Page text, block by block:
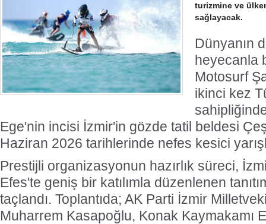
turizmine ve
sağlayacak.
Dünyanın
heyecanla
Motosurf
ikinci kez
Ege'nin incisi İzmir'in gözde tatil beldesi
Haziran 2026 tarihlerinde nefes kesici
Prestijli organizasyonun hazırlık süreci,
Efes'te geniş bir katılımla düzenlenen
taçlandı. Toplantıda; AK Parti İzmir
Muharrem Kasapoğlu, Konak Kaymakamı